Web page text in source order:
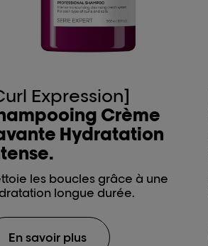
Expression]
Crème
Hydratation
les boucles grâce à une
longue durée.
En savoir plus